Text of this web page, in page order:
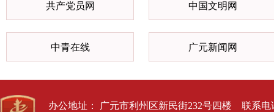
共产党员网 中国文明网
中青在线 广元新闻网
办公地址： 广元市利州区新民街232号四楼 联系电